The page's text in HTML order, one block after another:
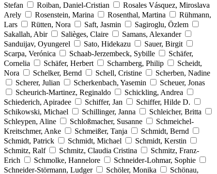
Stefan
Roiban, Daniel-Cristian
Rosales Vásquez, Miroslava
Arely
Rosenstein, Marina Rosenthal, Martina
Rühmann,
Lars
Rütten, Nora Saft, Jasmin
Sagiroglu, Özlem
Sakallah, Abir
Salièges, Claire
Samans, Alexander
Sanduijav, Oyungerel
Sato, Hidekazu
Sauer, Birgit
Scarpa, Verónica
Schaab-Jerzembeck, Sybille
Schäfer,
Cornelia
Schäfer, Herbert Scharnberg, Philip
Scheidt,
Nora
Schelker, Bernd Schell, Cristine
Scherben, Nadine
Scherer, Julian
Scherkenbach, Yasemin
Scheuer, Jonas
Scheurich-Martinez, Reginaldo
Schickling, Andrea
Schiederich, Apiradee
Schiffer, Jan
Schiffer, Hilde D.
Schikowski, Michael
Schillinger, Janna
Schleicher, Britta
Schleypen, Aline
Schloßmacher, Susanne
Schmeichel-
Kreitschmer, Anke
Schmeißer, Tanja
Schmidt, Bernd
Schmidt, Patrick
Schmidt, Michael
Schmidt, Kerstin
Schmitz, Ralf
Schmitz, Claudia Cristina
Schmitz, Franz-
Erich
Schmolke, Hannelore
Schneider-Lohmar, Sophie
Schneider-Störmann, Ludger
Schöler, Monika
Schönau,